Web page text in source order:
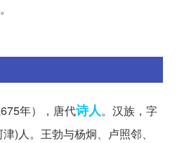
年），唐代诗人。汉族，字
)人。王勃与杨炯、卢照邻、